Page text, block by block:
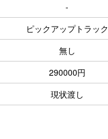
-
ピックアップトラック
無し
290000円
現状渡し